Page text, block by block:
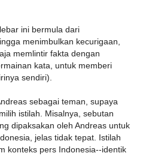
ini bermula dari
menimbulkan kecurigaan,
memlintir fakta dengan
kata, untuk memberi
sendiri).
sebagai teman, supaya
istilah. Misalnya, sebutan
dipaksakan oleh Andreas untuk
jelas tidak tepat. Istilah
konteks pers Indonesia--identik